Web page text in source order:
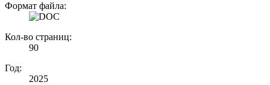
Формат файла:
Кол-во страниц:
90
Год:
2025